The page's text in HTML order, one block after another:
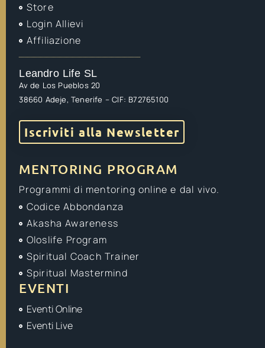
Store
Login Allievi
Affiliazione
Leandro Life SL
Av de Los Pueblos 20
38660 Adeje, Tenerife – CIF: B72765100
Iscriviti alla Newsletter
MENTORING PROGRAM
Programmi di mentoring online e dal vivo.
Codice Abbondanza
Akasha Awareness
Oloslife Program
Spiritual Coach Trainer
Spiritual Mastermind
EVENTI
Eventi Online
Eventi Live